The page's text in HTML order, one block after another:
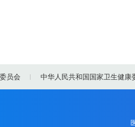
员会 中华人民共和国国家卫生健康